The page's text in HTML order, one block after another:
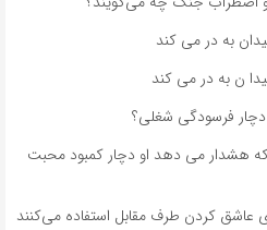
به در می کند
ن به در می کند
دچار فرسودگی شغلی؟
هشدار می دهد او دچار کمبود محبت
عاشق کردن طرف مقابل استفاده می‌کنند